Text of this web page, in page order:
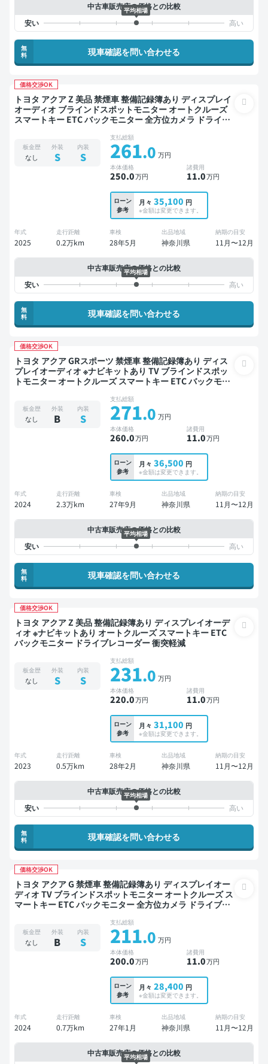
中古車販売店の価格との比較
平均相場
無
料
現車確認を問い合わせる
価格交渉OK
トヨタ アクア Z 美品 禁煙車 整備記録簿あり ディスプレイ
オーディオ ブラインドスポットモニター オートクルーズ
スマートキー ETC バックモニター 全方位カメラ ドライブ
板金歴
なし
外装
S
内装
S
支払総額
261.0 万円
本体価格
250.0万円
諸費用
11.0万円
ローン
参考
月々 35,100 円
※金額は変更できます。
年式
2025
走行距離
0.2万km
車検
28年5月
出品地域
神奈川県
納期の目安
11月〜12月
中古車販売店の価格との比較
平均相場
無
料
現車確認を問い合わせる
価格交渉OK
トヨタ アクア GRスポーツ 禁煙車 整備記録簿あり ディス
プレイオーディオ ※ナビキットあり TV ブラインドスポッ
トモニター オートクルーズ スマートキー ETC バックモニ
板金歴
なし
外装
B
内装
S
支払総額
271.0 万円
本体価格
260.0万円
諸費用
11.0万円
ローン
参考
月々 36,500 円
※金額は変更できます。
年式
2024
走行距離
2.3万km
車検
27年9月
出品地域
神奈川県
納期の目安
11月〜12月
中古車販売店の価格との比較
平均相場
無
料
現車確認を問い合わせる
価格交渉OK
トヨタ アクア Z 美品 整備記録簿あり ディスプレイオーデ
ィオ ※ナビキットあり オートクルーズ スマートキー ETC
バックモニター ドライブレコーダー 衝突軽減
板金歴
なし
外装
S
内装
S
支払総額
231.0 万円
本体価格
220.0万円
諸費用
11.0万円
ローン
参考
月々 31,100 円
※金額は変更できます。
年式
2023
走行距離
0.5万km
車検
28年2月
出品地域
神奈川県
納期の目安
11月〜12月
中古車販売店の価格との比較
平均相場
無
料
現車確認を問い合わせる
価格交渉OK
トヨタ アクア G 禁煙車 整備記録簿あり ディスプレイオー
ディオ TV ブラインドスポットモニター オートクルーズ ス
マートキー ETC バックモニター 全方位カメラ ドライブレ
板金歴
なし
外装
B
内装
S
支払総額
211.0 万円
本体価格
200.0万円
諸費用
11.0万円
ローン
参考
月々 28,400 円
※金額は変更できます。
年式
2024
走行距離
0.7万km
車検
27年1月
出品地域
神奈川県
納期の目安
11月〜12月
中古車販売店の価格との比較
平均相場